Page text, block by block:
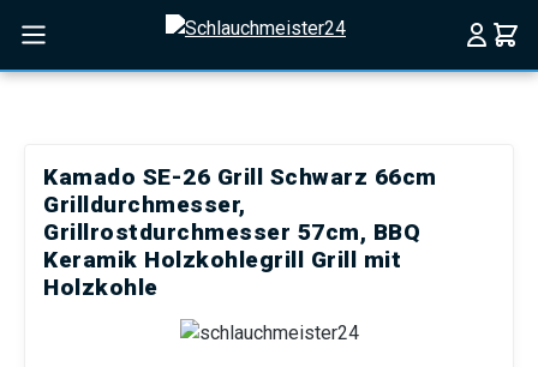
Zum Hauptinhalt springen
Kamado SE-26 Grill Schwarz 66cm
Grilldurchmesser,
Grillrostdurchmesser 57cm, BBQ
Keramik Holzkohlegrill Grill mit
Holzkohle